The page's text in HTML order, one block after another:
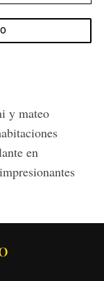
y mateo
en